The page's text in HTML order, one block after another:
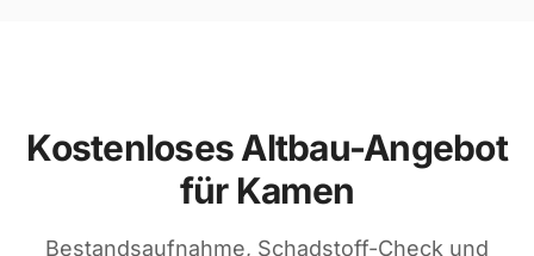
Kostenloses Altbau-Angebot
für Kamen
Bestandsaufnahme, Schadstoff-Check und